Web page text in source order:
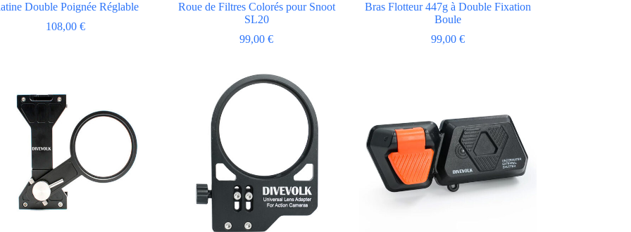
Double Poignée Réglable
108,00 €
Roue de Filtres Colorés pour Snoot
SL20
99,00€
Bras Flotteur 447g à Double Fixation
Boule
99,00 €